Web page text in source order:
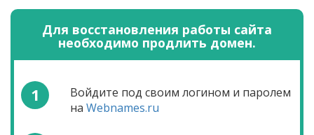
Для восстановления работы сайта
необходимо продлить домен.
1
Войдите под своим логином и паролем
на Webnames.ru